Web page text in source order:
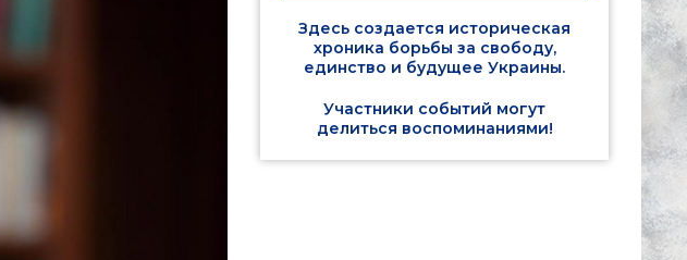
Здесь создается историческая
хроника борьбы за свободу,
единство и будущее Украины.
Участники событий могут
делиться воспоминаниями!